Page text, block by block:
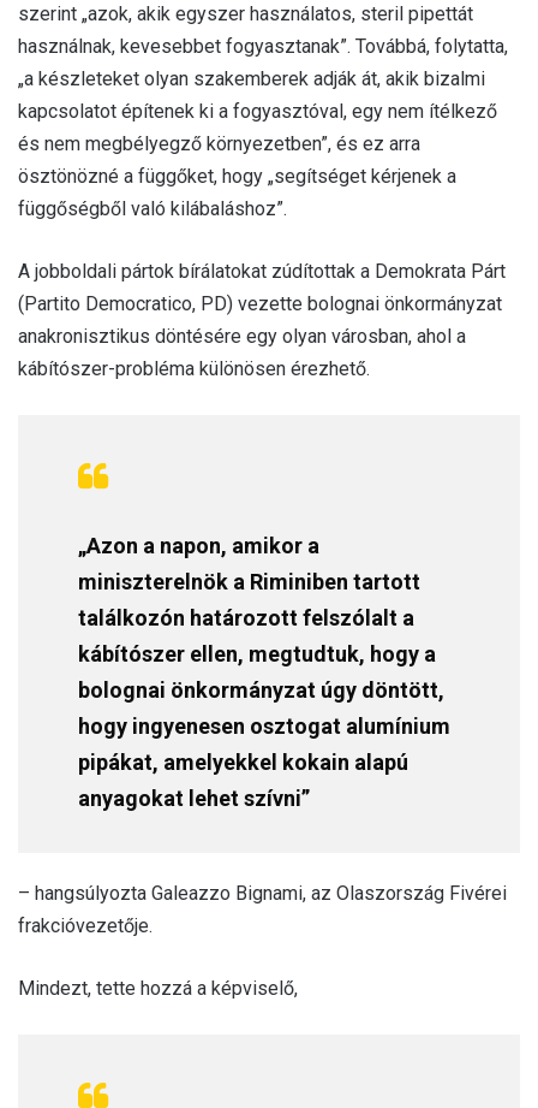
szerint „azok, akik egyszer használatos, steril pipettát
használnak, kevesebbet fogyasztanak”. Továbbá, folytatta,
„a készleteket olyan szakemberek adják át, akik bizalmi
kapcsolatot építenek ki a fogyasztóval, egy nem ítélkező
és nem megbélyegző környezetben”, és ez arra
ösztönözné a függőket, hogy „segítséget kérjenek a
függőségből való kilábaláshoz”.
A jobboldali pártok bírálatokat zúdítottak a Demokrata Párt
(Partito Democratico, PD) vezette bolognai önkormányzat
anakronisztikus döntésére egy olyan városban, ahol a
kábítószer-probléma különösen érezhető.
„Azon a napon, amikor a
miniszterelnök a Riminiben tartott
találkozón határozott felszólalt a
kábítószer ellen, megtudtuk, hogy a
bolognai önkormányzat úgy döntött,
hogy ingyenesen osztogat alumínium
pipákat, amelyekkel kokain alapú
anyagokat lehet szívni”
– hangsúlyozta Galeazzo Bignami, az Olaszország Fivérei
frakcióvezetője.
Mindezt, tette hozzá a képviselő,